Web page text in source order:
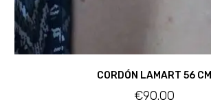
CORDÓN LAMART 56 CM
€90.00